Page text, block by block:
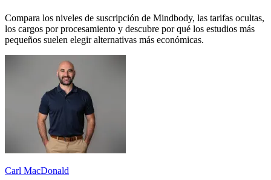
Compara los niveles de suscripción de Mindbody, las tarifas ocultas,
los cargos por procesamiento y descubre por qué los estudios más
pequeños suelen elegir alternativas más económicas.
Carl MacDonald